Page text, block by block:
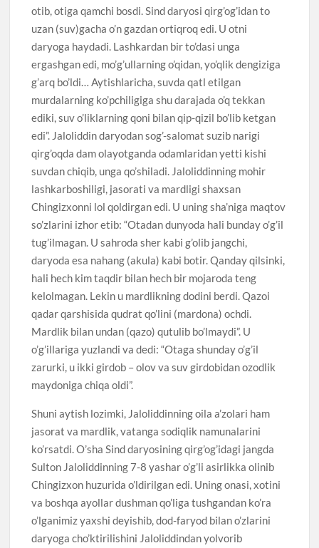
otib, otiga qamchi bosdi. Sind daryosi qirg’og’idan to
uzan (suv)gacha o’n gazdan ortiqroq edi. U otni
daryoga haydadi. Lashkardan bir to’dasi unga
ergashgan edi, mo’g’ullarning o’qidan, yo’qlik dengiziga
g’arq bo’ldi… Aytishlaricha, suvda qatl etilgan
murdalarning ko’pchiligiga shu darajada o’q tekkan
ediki, suv o’liklarning qoni bilan qip-qizil bo’lib ketgan
edi”. Jaloliddin daryodan sog’-salomat suzib narigi
qirg’oqda dam olayotganda odamlaridan yetti kishi
suvdan chiqib, unga qo’shiladi. Jaloliddinning mohir
lashkarboshiligi, jasorati va mardligi shaxsan
Chingizxonni lol qoldirgan edi. U uning sha’niga maqtov
so’zlarini izhor etib: “Otadan dunyoda hali bunday o’g’il
tug’ilmagan. U sahroda sher kabi g’olib jangchi,
daryoda esa nahang (akula) kabi botir. Qanday qilsinki,
hali hech kim taqdir bilan hech bir mojaroda teng
kelolmagan. Lekin u mardlikning dodini berdi. Qazoi
qadar qarshisida qudrat qo’lini (mardona) ochdi.
Mardlik bilan undan (qazo) qutulib bo’lmaydi”. U
o’g’illariga yuzlandi va dedi: “Otaga shunday o’g’il
zarurki, u ikki girdob – olov va suv girdobidan ozodlik
maydoniga chiqa oldi”.
Shuni aytish lozimki, Jaloliddinning oila a’zolari ham
jasorat va mardlik, vatanga sodiqlik namunalarini
ko’rsatdi. O’sha Sind daryosining qirg’og’idagi jangda
Sulton Jaloliddinning 7-8 yashar o’g’li asirlikka olinib
Chingizxon huzurida o’ldirilgan edi. Uning onasi, xotini
va boshqa ayollar dushman qo’liga tushgandan ko’ra
o’lganimiz yaxshi deyishib, dod-faryod bilan o’zlarini
daryoga cho’ktirilishini Jaloliddindan yolvorib